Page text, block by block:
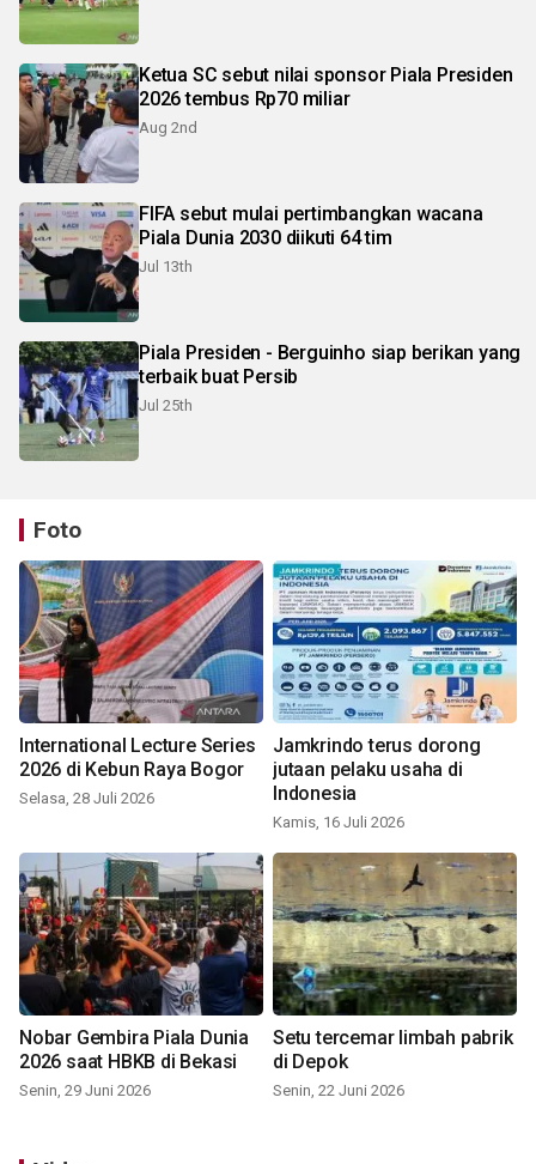
Ketua SC sebut nilai sponsor Piala Presiden
2026 tembus Rp70 miliar
Aug 2nd
FIFA sebut mulai pertimbangkan wacana
Piala Dunia 2030 diikuti 64 tim
Jul 13th
Piala Presiden - Berguinho siap berikan yang
terbaik buat Persib
Jul 25th
Foto
International Lecture Series
2026 di Kebun Raya Bogor
Selasa, 28 Juli 2026
Jamkrindo terus dorong
jutaan pelaku usaha di
Indonesia
Kamis, 16 Juli 2026
Nobar Gembira Piala Dunia
2026 saat HBKB di Bekasi
Senin, 29 Juni 2026
Setu tercemar limbah pabrik
di Depok
Senin, 22 Juni 2026